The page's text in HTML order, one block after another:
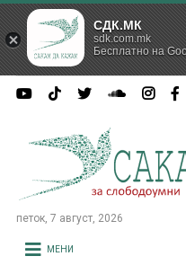
петок, 7 август, 2026
МЕНИ
СДК.МК
sdk.com.mk
Бесплатно на